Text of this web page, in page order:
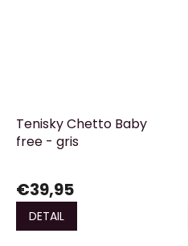
Tenisky Chetto Baby
free - gris
€39,95
DETAIL